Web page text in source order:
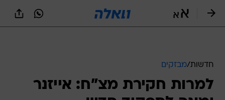
חדשות/מבזקים
למרות חקירת מצ"ח: אייזנר